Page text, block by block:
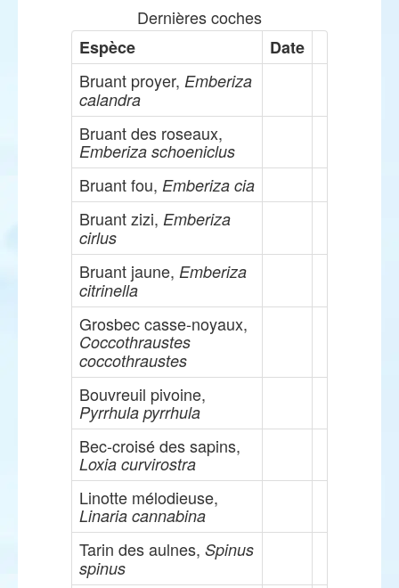
Dernières coches
Espèce
Date
Bruant proyer, Emberiza
calandra
Bruant des roseaux,
Emberiza schoeniclus
Bruant fou, Emberiza cia
Bruant zizi, Emberiza
cirlus
Bruant jaune, Emberiza
citrinella
Grosbec casse-noyaux,
Coccothraustes
coccothraustes
Bouvreuil pivoine,
Pyrrhula pyrrhula
Bec-croisé des sapins,
Loxia curvirostra
Linotte mélodieuse,
Linaria cannabina
Tarin des aulnes, Spinus
spinus